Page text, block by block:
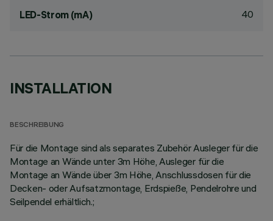
LED-Strom (mA) 40
INSTALLATION
BESCHREIBUNG
Für die Montage sind als separates Zubehör Ausleger für die
Montage an Wände unter 3m Höhe, Ausleger für die
Montage an Wände über 3m Höhe, Anschlussdosen für die
Decken- oder Aufsatzmontage, Erdspieße, Pendelrohre und
Seilpendel erhältlich.;